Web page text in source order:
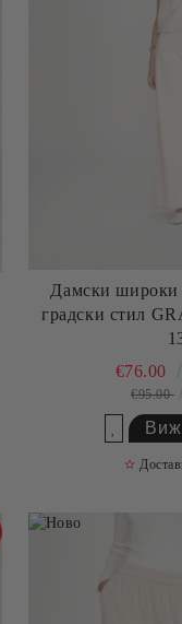
Дамски широки
градски стил
€76.00
€95.00
✫